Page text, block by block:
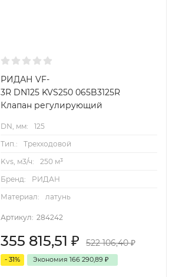
РИДАН VF-
3R DN125 KVS250 065B3125R
Клапан регулирующий
DN, мм:
125
Тип.:
Трехходовой
Kvs, м3/ч:
250 м³
Бренд:
РИДАН
Материал:
латунь
Артикул: 284242
355 815,51 ₽ 522 106,40₽
- 31% Экономия 166 290,89 ₽